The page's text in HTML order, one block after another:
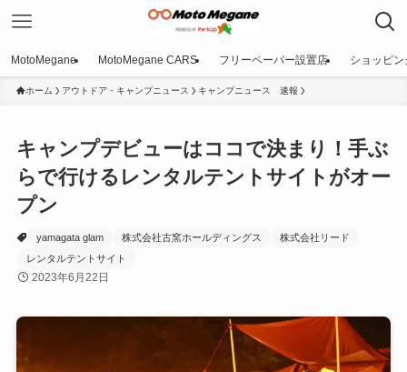
MotoMegane MotoMegane CARS フリーペーパー設置店 ショッピン
ホーム アウトドア・キャンプニュース キャンプニュース 速報
キャンプデビューはココで決まり！手ぶ
らで行けるレンタルテントサイトがオー
プン
yamagata glam 株式会社古窯ホールディングス
株式会社リード
レンタルテントサイト
2023年6月22日